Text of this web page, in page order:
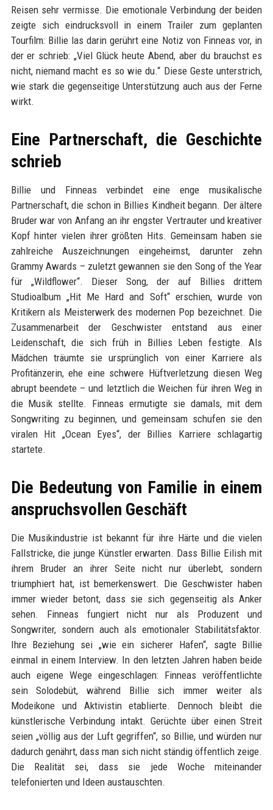
Reisen sehr vermisse. Die emotionale Verbindung der beiden
zeigte sich eindrucksvoll in einem Trailer zum geplanten
Tourfilm: Billie las darin gerührt eine Notiz von Finneas vor, in
der er schrieb: „Viel Glück heute Abend, aber du brauchst es
nicht, niemand macht es so wie du.“ Diese Geste unterstrich,
wie stark die gegenseitige Unterstützung auch aus der Ferne
wirkt.
Eine Partnerschaft, die Geschichte
schrieb
Billie und Finneas verbindet eine enge musikalische
Partnerschaft, die schon in Billies Kindheit begann. Der ältere
Bruder war von Anfang an ihr engster Vertrauter und kreativer
Kopf hinter vielen ihrer größten Hits. Gemeinsam haben sie
zahlreiche Auszeichnungen eingeheimst, darunter zehn
Grammy Awards – zuletzt gewannen sie den Song of the Year
für „Wildflower“. Dieser Song, der auf Billies drittem
Studioalbum „Hit Me Hard and Soft“ erschien, wurde von
Kritikern als Meisterwerk des modernen Pop bezeichnet. Die
Zusammenarbeit der Geschwister entstand aus einer
Leidenschaft, die sich früh in Billies Leben festigte. Als
Mädchen träumte sie ursprünglich von einer Karriere als
Profitänzerin, ehe eine schwere Hüftverletzung diesen Weg
abrupt beendete – und letztlich die Weichen für ihren Weg in
die Musik stellte. Finneas ermutigte sie damals, mit dem
Songwriting zu beginnen, und gemeinsam schufen sie den
viralen Hit „Ocean Eyes“, der Billies Karriere schlagartig
startete.
Die Bedeutung von Familie in einem
anspruchsvollen Geschäft
Die Musikindustrie ist bekannt für ihre Härte und die vielen
Fallstricke, die junge Künstler erwarten. Dass Billie Eilish mit
ihrem Bruder an ihrer Seite nicht nur überlebt, sondern
triumphiert hat, ist bemerkenswert. Die Geschwister haben
immer wieder betont, dass sie sich gegenseitig als Anker
sehen. Finneas fungiert nicht nur als Produzent und
Songwriter, sondern auch als emotionaler Stabilitätsfaktor.
Ihre Beziehung sei „wie ein sicherer Hafen“, sagte Billie
einmal in einem Interview. In den letzten Jahren haben beide
auch eigene Wege eingeschlagen: Finneas veröffentlichte
sein Solodebüt, während Billie sich immer weiter als
Modeikone und Aktivistin etablierte. Dennoch bleibt die
künstlerische Verbindung intakt. Gerüchte über einen Streit
seien „völlig aus der Luft gegriffen“, so Billie, und würden nur
dadurch genährt, dass man sich nicht ständig öffentlich zeige.
Die Realität sei, dass sie jede Woche miteinander
telefonierten und Ideen austauschten.